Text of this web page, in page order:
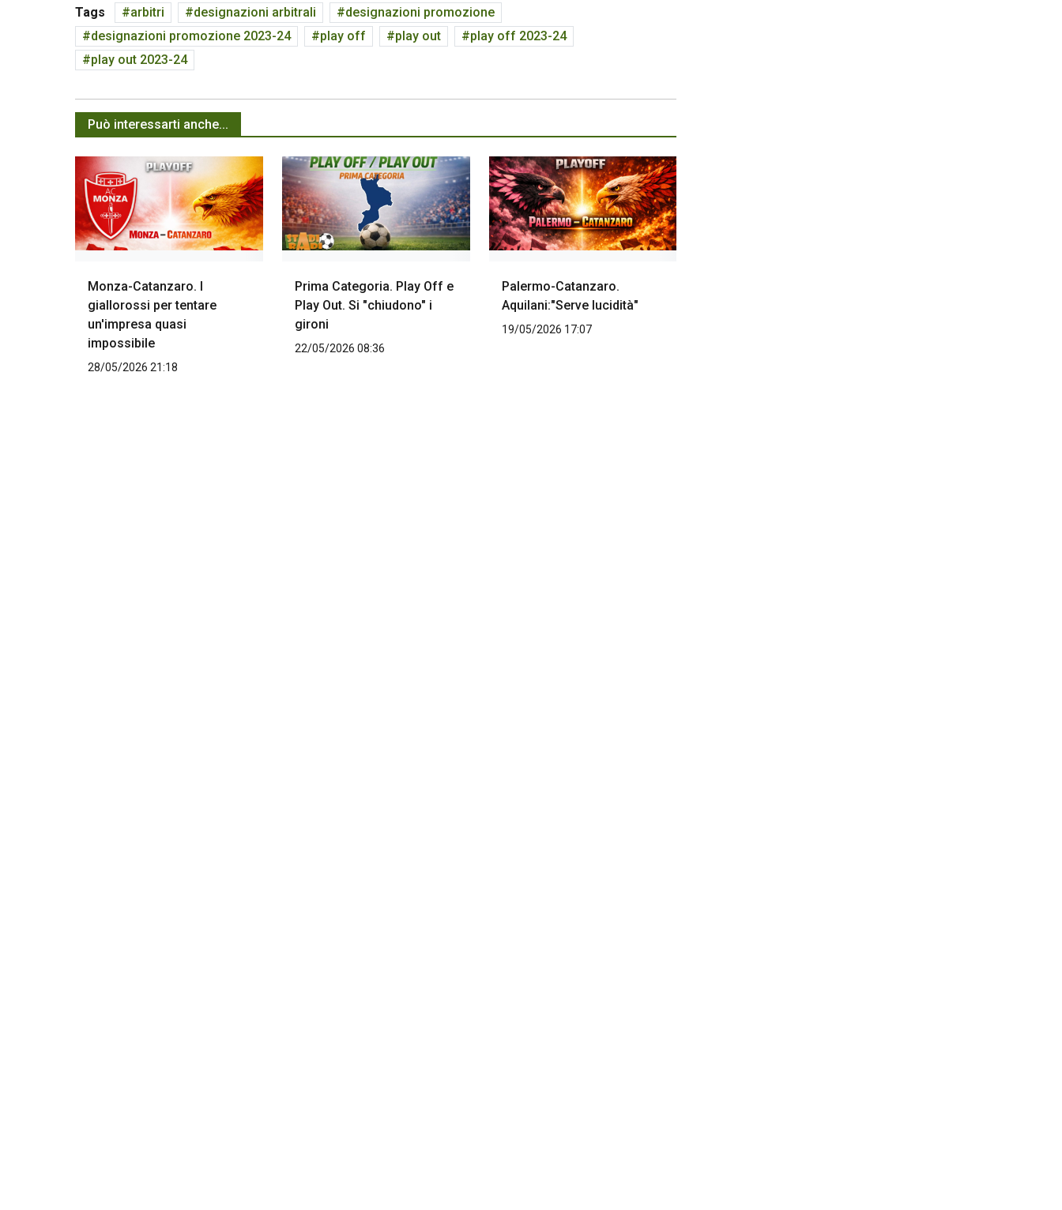
Tags arbitri designazioni arbitrali
designazioni promozione
designazioni promozione 2023-24
play off play out
play off 2023-24
play out 2023-24
Può interessarti anche...
Monza-Catanzaro. I
giallorossi per tentare
un'impresa quasi
impossibile
28/05/2026 21:18
Prima Categoria. Play Off e
Play Out. Si "chiudono" i
gironi
22/05/2026 08:36
Palermo-Catanzaro.
Aquilani:"Serve lucidità"
19/05/2026 17:07